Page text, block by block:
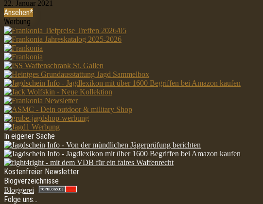
22. Januar 2021
Ansehen*
Werbung
In eigener Sache
Kostenfreier Newsletter
Blogverzeichnisse
Bloggerei
Folge uns…